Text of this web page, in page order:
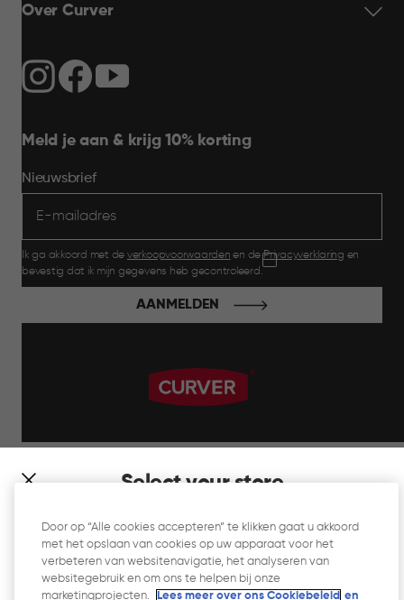
Select your store
which store would you like to shop?
Over Curver
Meld je aan & krijg 10% korting
Nieuwsbrief
Ik ga akkoord met de verkoopvoorwaarden en dePrivacyverklaring en
bevestig dat ik mijn gegevens heb gecontroleerd.
AANMELDEN
Website Gebruiksvoorwaarden
Privacyverklaring
Door op “Alle cookies accepteren” te klikken gaat u akkoord
met het opslaan van cookies op uw apparaat voor het
verbeteren van websitenavigatie, het analyseren van
websitegebruik en om ons te helpen bij onze
marketingprojecten.
Lees meer over ons Cookiebeleid en